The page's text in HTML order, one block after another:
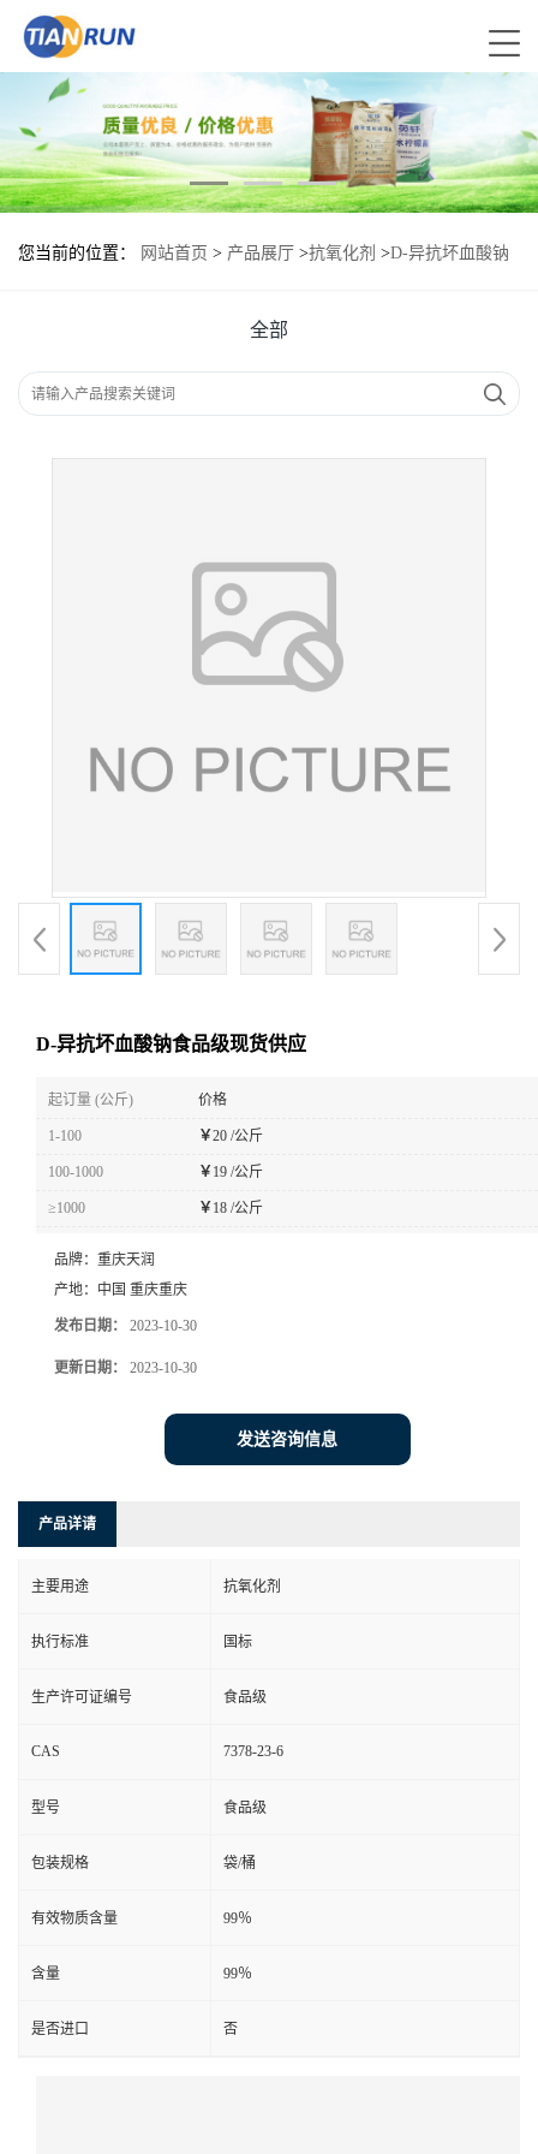
您当前的位置： 网站首页 > 产品展厅 >抗氧化剂 >D-异抗坏血酸钠
全部
D-异抗坏血酸钠食品级现货供应
起订量 (公斤) 价格
1-100 ￥20 /公斤
100-1000 ￥19 /公斤
≥1000 ￥18 /公斤
品牌： 重庆天润
产地： 中国 重庆重庆
发布日期： 2023-10-30
更新日期： 2023-10-30
发送咨询信息
产品详请
主要用途 抗氧化剂
执行标准 国标
生产许可证编号 食品级
CAS 7378-23-6
型号 食品级
包装规格 袋/桶
有效物质含量 99％
含量 99％
是否进口 否